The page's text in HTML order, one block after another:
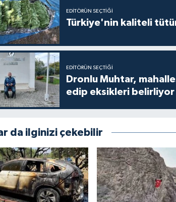
EDITÖRÜN SEÇTIĞI
Türkiye'nin kaliteli
EDITÖRÜN SEÇTIĞI
Dronlu Muhtar,
edip eksikleri belirliyor
da ilginizi çekebilir